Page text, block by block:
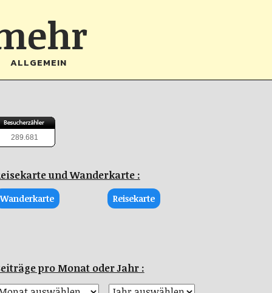
ALLGEMEIN
289.681
und Wanderkarte :
Wanderkarte Reisekarte
pro Monat oder Jahr :